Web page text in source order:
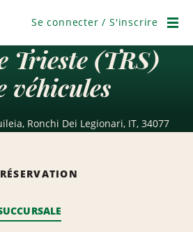
Se connecter / S'inscrire
Trieste (TRS)
véhicules
Ronchi Dei Legionari, IT, 34077